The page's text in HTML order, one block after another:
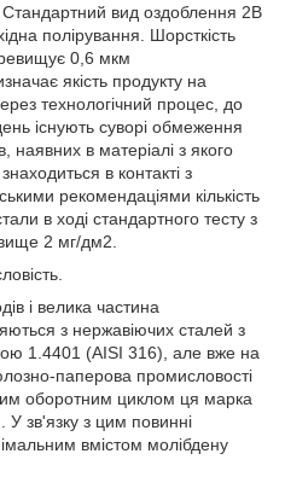
вид оздоблення 2B
полірування. Шорсткість
0,6 мкм
якість продукту на
технологічний процес, до
існують суворі обмеження
наявних в матеріалі з якого
в контакті з
рекомендаціями кількість
в ході стандартного тесту з
2 мг/дм2.
і велика частина
з нержавіючих сталей з
1.4401 (AISI 316), але вже на
паперова промисловості
оборотним циклом ця марка
зв'язку з цим повинні
вмістом молібдену